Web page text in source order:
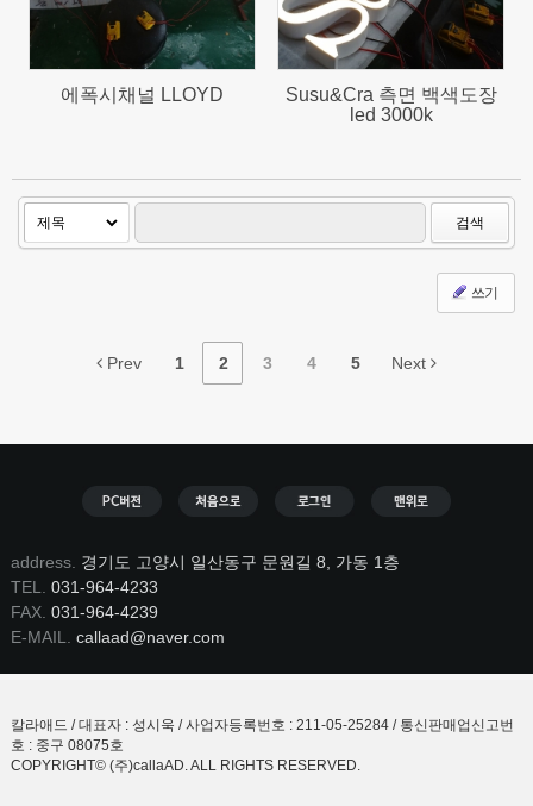
에폭시채널 LLOYD
Susu&Cra 측면 백색도장
led 3000k
검색
쓰기
Prev 1 2 3 4 5 Next
address. 경기도 고양시 일산동구 문원길 8, 가동 1층
TEL.
031-964-4233
FAX. 031-964-4239
E-MAIL.
callaad@naver.com
칼라애드 / 대표자 : 성시욱 / 사업자등록번호 : 211-05-25284 / 통신판매업신고번
호 : 중구 08075호
COPYRIGHT© (주)callaAD. ALL RIGHTS RESERVED.